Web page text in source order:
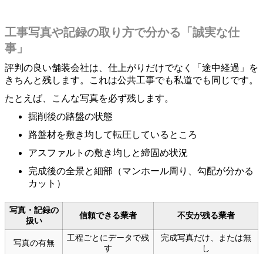
工事写真や記録の取り方で分かる「誠実な仕
事」
評判の良い舗装会社は、仕上がりだけでなく「途中経過」を
きちんと残します。これは公共工事でも私道でも同じです。
たとえば、こんな写真を必ず残します。
掘削後の路盤の状態
路盤材を敷き均して転圧しているところ
アスファルトの敷き均しと締固め状況
完成後の全景と細部（マンホール周り、勾配が分かる
カット）
写真・記録の
扱い
信頼できる業者 不安が残る業者
写真の有無
工程ごとにデータで残
す
完成写真だけ、または無
し